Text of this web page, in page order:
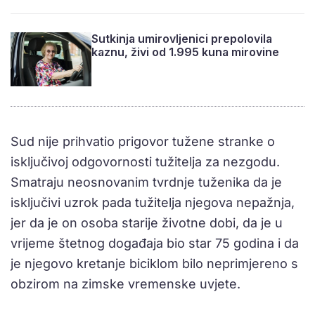
Sutkinja umirovljenici prepolovila
kaznu, živi od 1.995 kuna mirovine
Sud nije prihvatio prigovor tužene stranke o
isključivoj odgovornosti tužitelja za nezgodu.
Smatraju neosnovanim tvrdnje tuženika da je
isključivi uzrok pada tužitelja njegova nepažnja,
jer da je on osoba starije životne dobi, da je u
vrijeme štetnog događaja bio star 75 godina i da
je njegovo kretanje biciklom bilo neprimjereno s
obzirom na zimske vremenske uvjete.